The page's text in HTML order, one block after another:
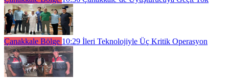
Çanakkale Bölge 10:29 İleri Teknolojiyle Üç Kritik Operasyon